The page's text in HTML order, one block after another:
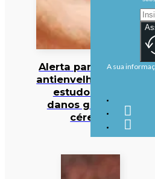
Alerta para cocktail
antienvelhecimento:
estudo deteta
danos graves no
cérebro
A sua